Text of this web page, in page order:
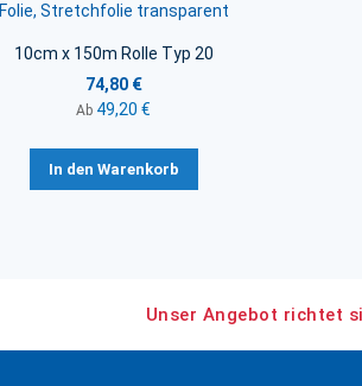
Folie, Stretchfolie transparent
10cm x 150m Rolle Typ 20
74,80 €
Ab 49,20 €
In den Warenkorb
Unser Angebot richtet